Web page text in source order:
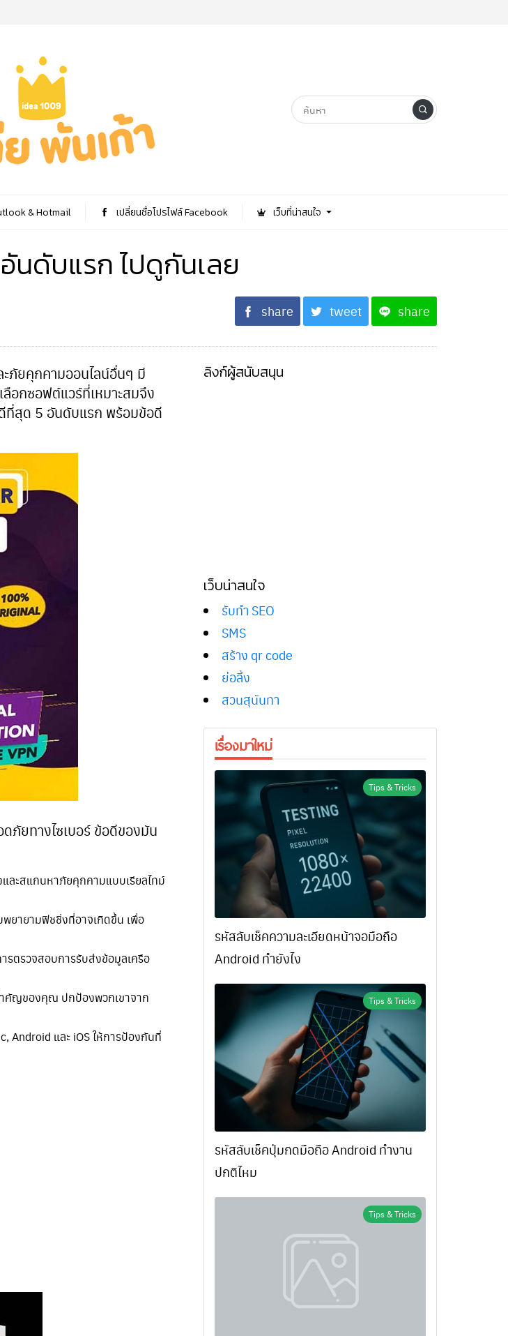
& Hotmail เปลี่ยนชื่อโปรไฟล์ Facebook เว็บที่น่าสนใจ
นดับแรก ไปดูกันเลย
share tweet share
ภัยคุกคามออนไลน์อื่นๆ มี
อกซอฟต์แวร์ที่เหมาะสมจึง
ดีที่สุด 5 อันดับแรก พร้อมข้อดี
ภัยทางไซเบอร์ ข้อดีของมัน
ะสแกนหาภัยคุกคามแบบเรียลไทม์
ยายามฟิชชิ่งที่อาจเกิดขึ้น เพื่อ
รตรวจสอบการรับส่งข้อมูลเครือ
คัญของคุณ ปกป้องพวกเขาจาก
Android และ iOS ให้การป้องกันที่
ลิงก์ผู้สนับสนุน
เว็บน่าสนใจ
รับทำ SEO
SMS
สร้าง qr code
ย่อลิ้ง
สวนสุนันทา
เรื่องมาใหม่
Tips & Tricks
รหัสลับเช็คความละเอียดหน้าจอมือถือ
Android ทำยังไง
Tips & Tricks
รหัสลับเช็คปุ่มกดมือถือ Android ทำงาน
ปกติไหม
Tips & Tricks